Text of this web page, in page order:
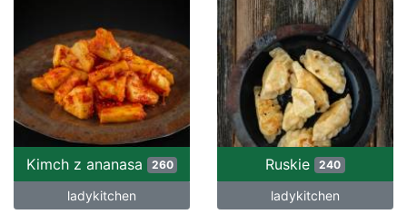
Kimch z ananasa 260
ladykitchen
Ruskie 240
ladykitchen